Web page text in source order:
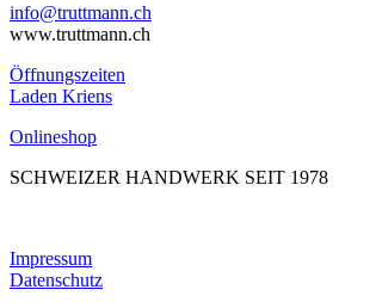
hc.nnamtturt@ofni
www.truttmann.ch
Öffnungszeiten
Laden Kriens
Onlineshop
SCHWEIZER HANDWERK SEIT 1978
Impressum
Datenschutz